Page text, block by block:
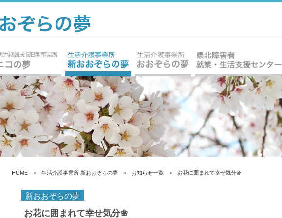
HOME > 生活介護事業所 新おおぞらの夢 > お知らせ一覧 > お花に囲まれて幸せ気分❀
新おおぞらの夢
お花に囲まれて幸せ気分❀